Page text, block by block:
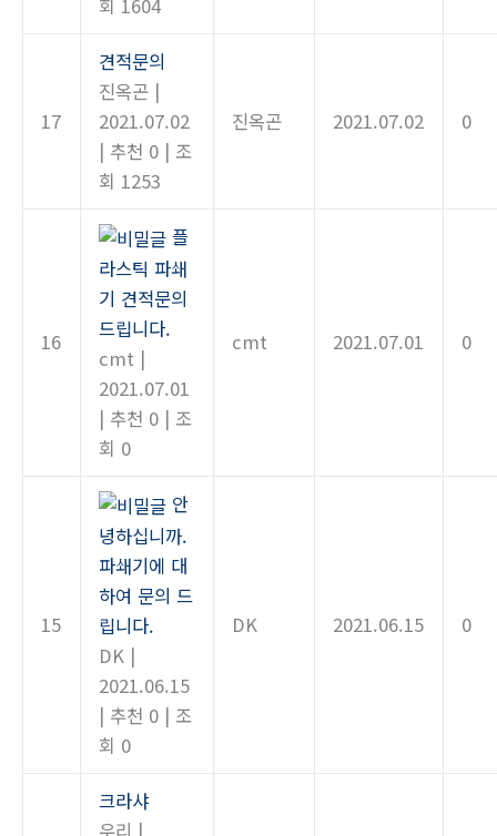
회 1604
17
견적문의
진옥곤 |
2021.07.02
| 추천 0 | 조
회 1253
진옥곤 2021.07.02 0
16
플
라스틱 파쇄
기 견적문의
드립니다.
cmt |
2021.07.01
| 추천 0 | 조
회 0
cmt 2021.07.01 0
15
안
녕하십니까.
파쇄기에 대
하여 문의 드
립니다.
DK |
2021.06.15
| 추천 0 | 조
회 0
DK 2021.06.15 0
크라샤